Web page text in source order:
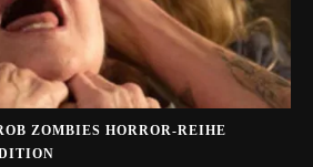
ZOMBIES HORROR-REIHE